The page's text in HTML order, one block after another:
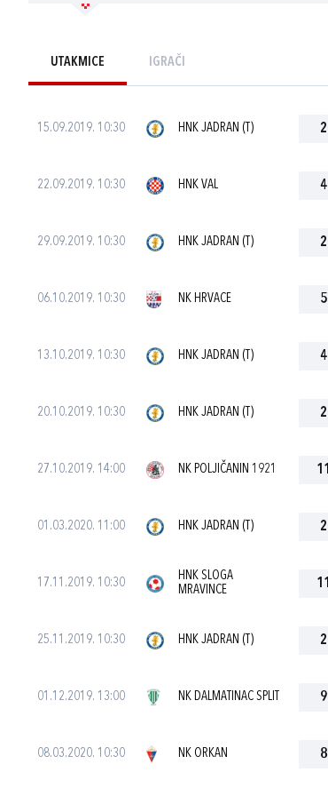
UTAKMICE IGRAČI
15.09.2019. 10:30 HNK JADRAN (T) 2
22.09.2019. 10:30 HNK VAL 4
29.09.2019. 10:30 HNK JADRAN (T) 2
06.10.2019. 10:30 NK HRVACE 5
13.10.2019. 10:30 HNK JADRAN (T) 4
20.10.2019. 10:30 HNK JADRAN (T) 2
27.10.2019. 14:00 NK POLJIČANIN 1921 11
01.03.2020. 11:00 HNK JADRAN (T) 2
17.11.2019. 10:30
HNK SLOGA
MRAVINCE
11
25.11.2019. 10:30 HNK JADRAN (T) 2
01.12.2019. 13:00 NK DALMATINAC SPLIT 9
08.03.2020. 10:30 NK ORKAN 8